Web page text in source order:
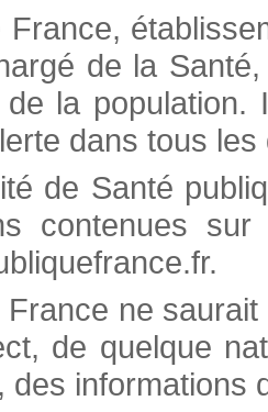
de la
de la
dans tous
de Santé
contenues
France ne
de quelque
des informations